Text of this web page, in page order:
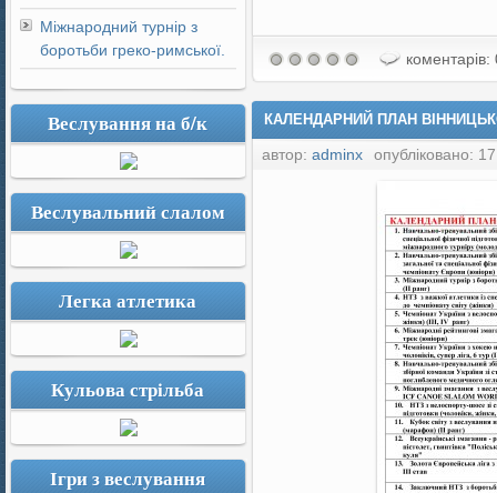
Міжнародний турнір з
боротьби греко-римської.
Веслування на б/к
Веслувальний слалом
Легка атлетика
Кульова стрільба
Ігри з веслування
коментарів:
КАЛЕНДАРНИЙ ПЛАН
автор: adminx опубліковано: